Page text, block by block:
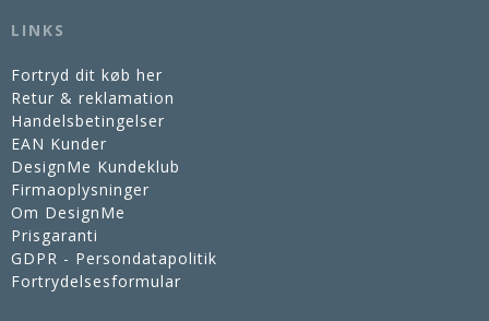
LINKS
Fortryd dit køb her
Retur & reklamation
Handelsbetingelser
EAN Kunder
DesignMe Kundeklub
Firmaoplysninger
Om DesignMe
Prisgaranti
GDPR - Persondatapolitik
Fortrydelsesformular